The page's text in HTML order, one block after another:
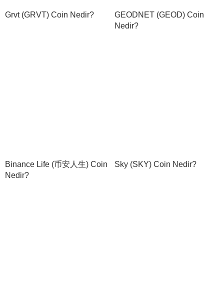
Grvt (GRVT) Coin Nedir?
GEODNET (GEOD) Coin
Nedir?
Binance Life (币安人生) Coin
Nedir?
Sky (SKY) Coin Nedir?